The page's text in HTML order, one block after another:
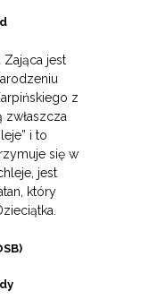
Zająca jest
z
zwłaszcza
i to
się w
jest
który